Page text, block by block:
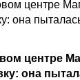
центре
она